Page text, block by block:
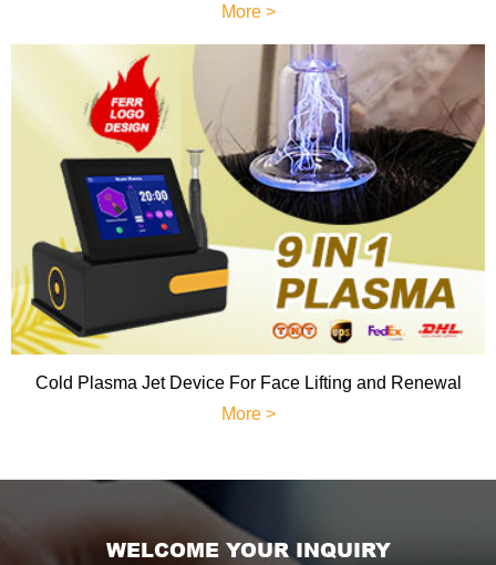
More >
Cold Plasma Jet Device For Face Lifting and Renewal
More >
WELCOME YOUR INQUIRY